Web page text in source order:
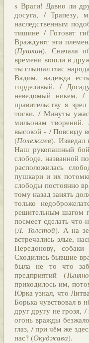
s Враги! Давно ли
досуга, / Трапезу,
наследственным
тишине / Готовят
Враждуют эти
(Пушкин). Сначала
времени вошли в
ты слышал глас
Вадим, надежда
горделивый, /
неведомый никем,
правительству я
тоски, / Минуты
мильонам
высокой - / Повсюду
(Полежаев). Изведал
Наш рукопашный
слободе, названной
расположилась
пушкари и их
слободы постоянно
тому назад занять
только
решительным шагом
посмеет сделать
(Л. Толстой). А на
встречались злые,
Передонову,
Сходились бывшие
была не то что
предприятий (
приходилось им,
Юрка узнал, что
Борька чувствовал в
друг другу не грозя,
огонь вражды
глаз, / при чём же
нас? (Окуджава).